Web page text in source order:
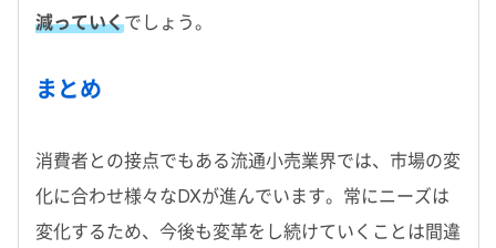
減っていくでしょう。
まとめ
消費者との接点でもある流通小売業界では、市場の変
化に合わせ様々なDXが進んでいます。常にニーズは
変化するため、今後も変革をし続けていくことは間違